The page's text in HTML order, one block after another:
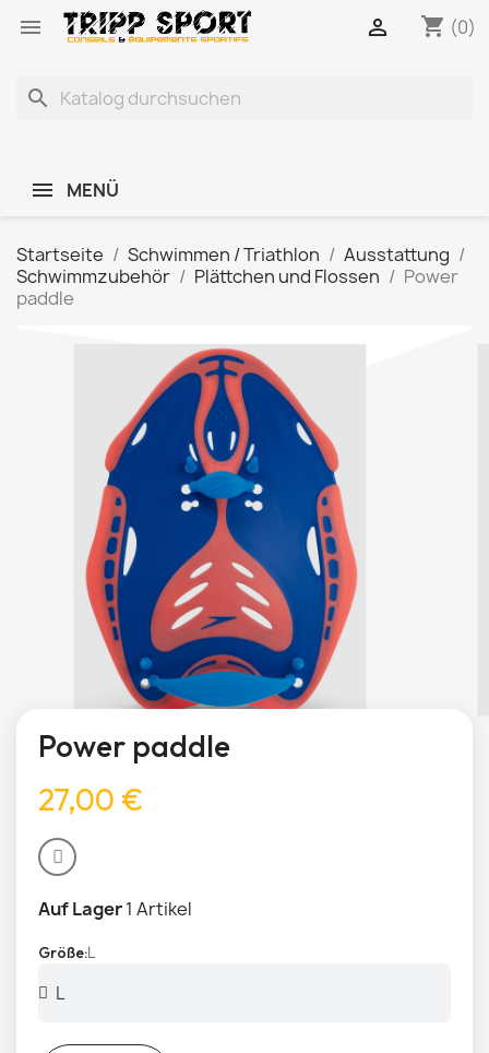
 shopping_cart (0)

search
MENÜ
Startseite Schwimmen / Triathlon
Ausstattung
Schwimmzubehör
Plättchen und Flossen
Power
paddle
Power paddle
27,00 €
Auf Lager1 Artikel
Größe L